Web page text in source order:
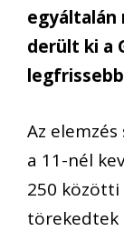
egyáltalán
derült ki a
Az
a 11-nél
250 közötti
törekedtek